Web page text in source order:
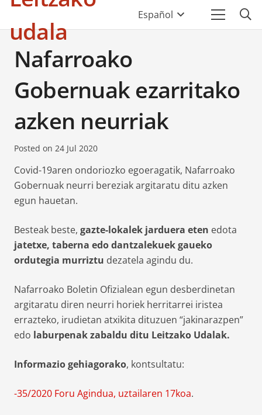
udala
Español
Nafarroako
Gobernuak ezarritako
azken neurriak
Posted on 24 Jul 2020
Covid-19aren ondoriozko egoeragatik, Nafarroako
Gobernuak neurri bereziak argitaratu ditu azken
egun hauetan.
Besteak beste, gazte-lokalek jarduera eten edota
jatetxe, taberna edo dantzalekuek gaueko
ordutegia murriztu dezatela agindu du.
Nafarroako Boletin Ofizialean egun desberdinetan
argitaratu diren neurri horiek herritarrei iristea
errazteko, irudietan atxikita dituzuen “jakinarazpen”
edo laburpenak zabaldu ditu Leitzako Udalak.
Informazio gehiagorako, kontsultatu:
-35/2020 Foru Agindua, uztailaren 17koa.